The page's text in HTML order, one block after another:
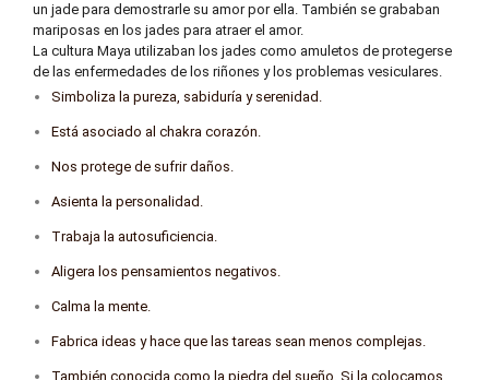
un jade para demostrarle su amor por ella. También se grababan
mariposas en los jades para atraer el amor.
La cultura Maya utilizaban los jades como amuletos de protegerse
de las enfermedades de los riñones y los problemas vesiculares.
Simboliza la pureza, sabiduría y serenidad.
Está asociado al chakra corazón.
Nos protege de sufrir daños.
Asienta la personalidad.
Trabaja la autosuficiencia.
Aligera los pensamientos negativos.
Calma la mente.
Fabrica ideas y hace que las tareas sean menos complejas.
También conocida como la piedra del sueño. Si la colocamos